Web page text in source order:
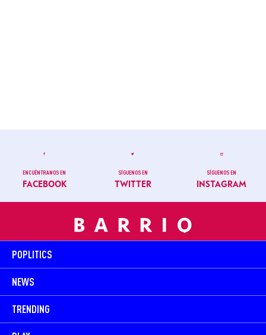
ENCUÉNTRANOS EN
FACEBOOK
SÍGUENOS EN
TWITTER
SÍGUENOS EN
INSTAGRAM
POPLITICS
NEWS
TRENDING